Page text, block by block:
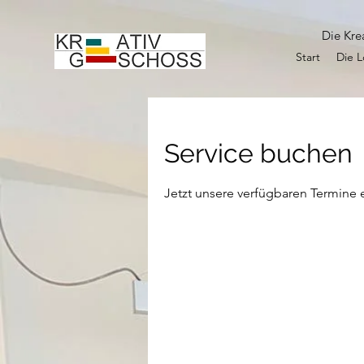
Die
Start Die
Service buchen
Jetzt unsere verfügbaren